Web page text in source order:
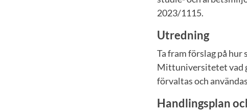
2023/1115.
Utredning
Ta fram förslag på hur
Mittuniversitetet vad
förvaltas och
Handlingsplan